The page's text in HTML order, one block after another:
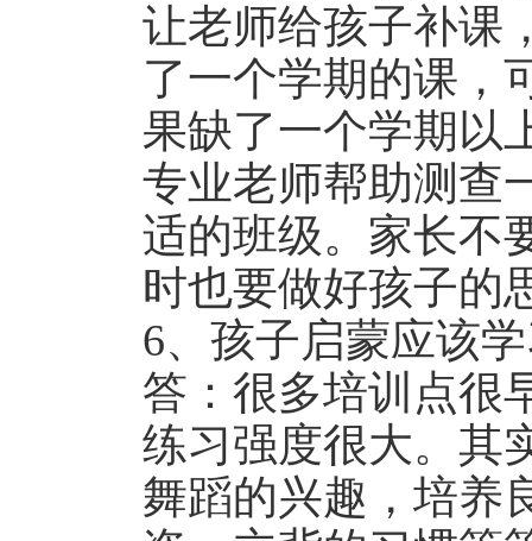
让老师给孩子补课
了一个学期的课，
果缺了一个学期以
专业老师帮助测查
适的班级。家长不
时也要做好孩子的
6、孩子启蒙应该
答：很多培训点很
练习强度很大。其
舞蹈的兴趣，培养